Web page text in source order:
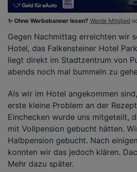
✨ Ohne Werbebanner lesen? Werde Mitglied
Gegen Nachmittag erreichten wir
Hotel, das Falkensteiner Hotel
liegt direkt im Stadtzentrum von
abends noch mal bummeln zu
Als wir im Hotel angekommen
erste kleine Problem an der
Einchecken wurde uns mitgeteilt,
mit Vollpension gebucht hätten.
Halbpension gebucht. Nach
konnten wir das jedoch klären.
Mehr dazu später.